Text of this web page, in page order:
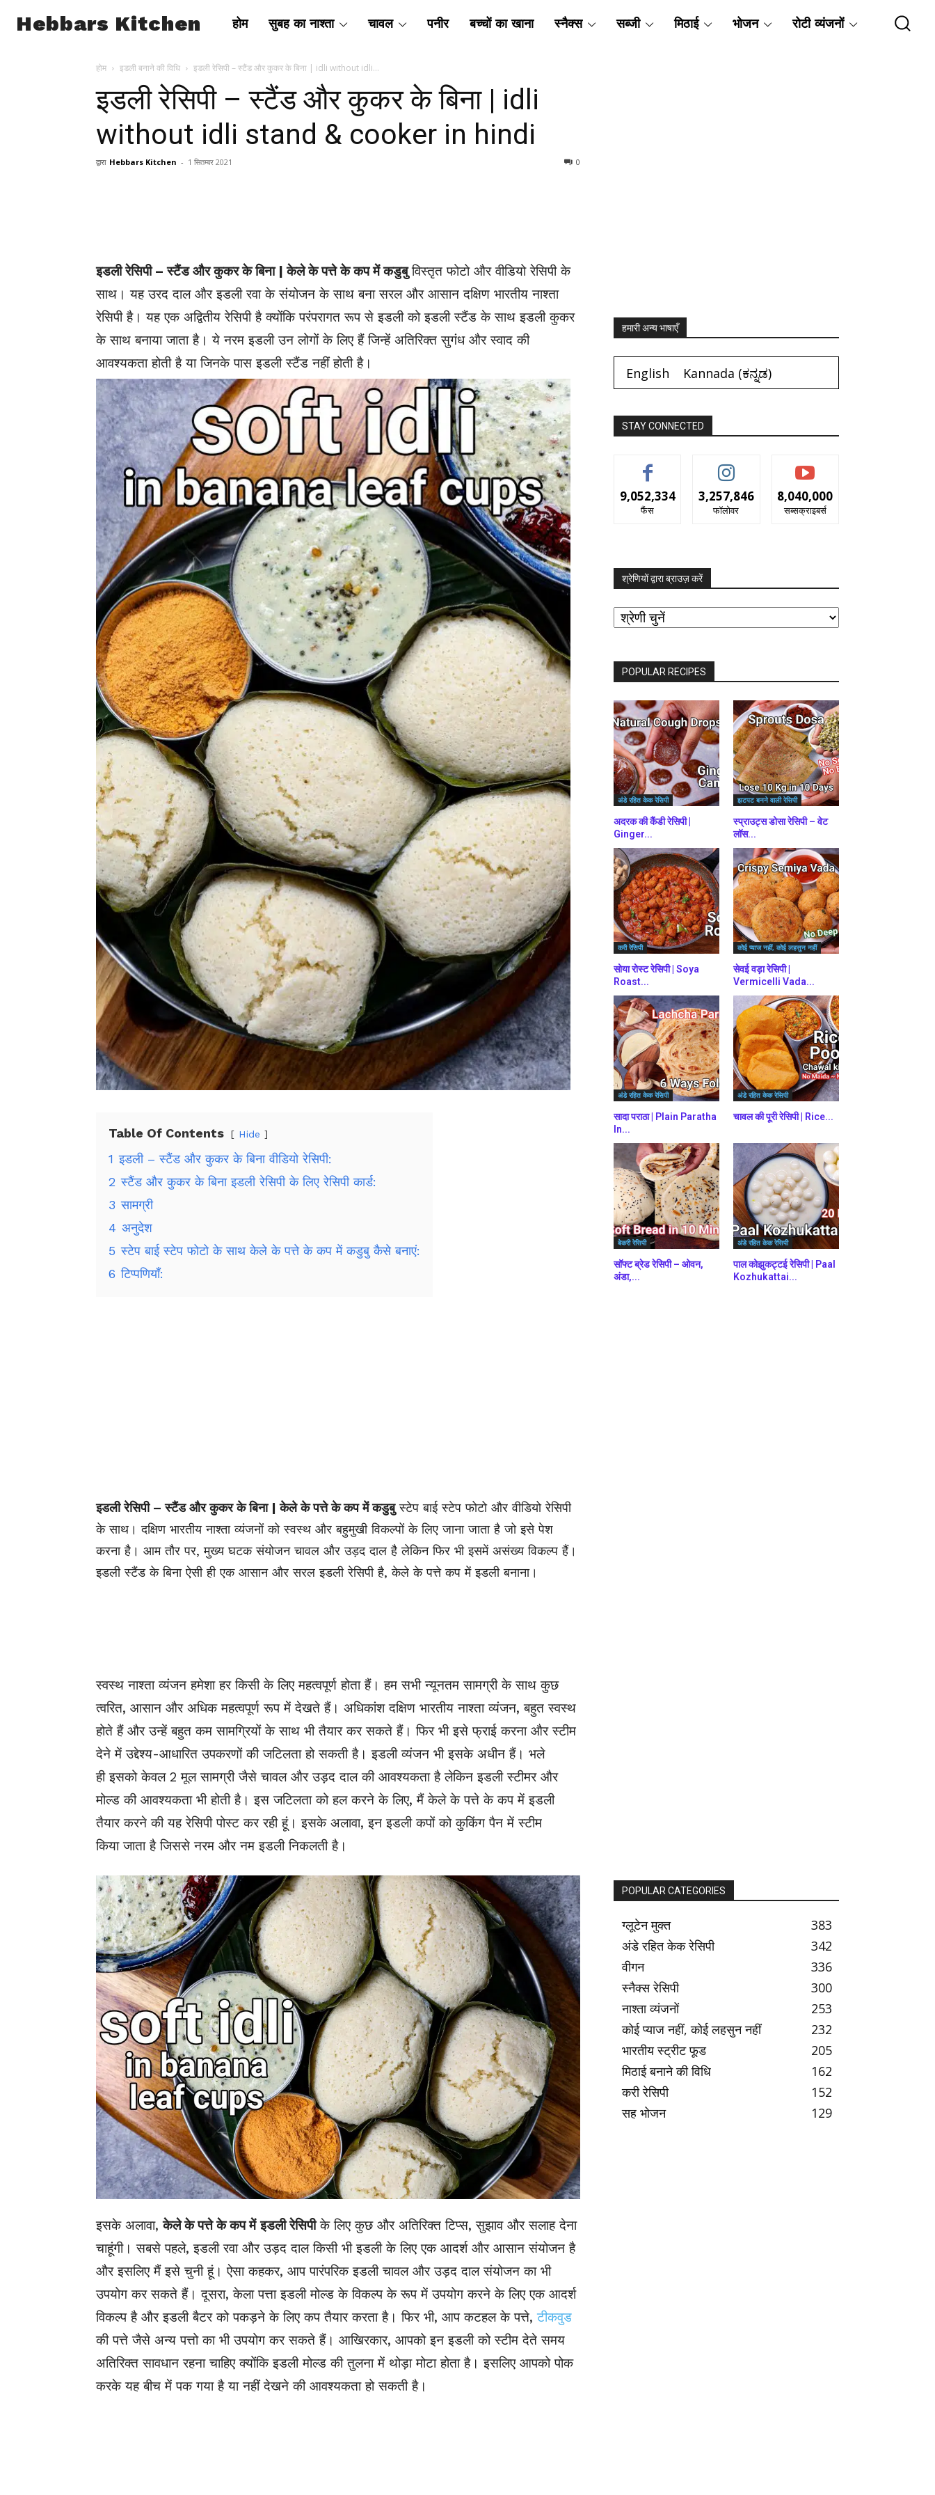
Hebbars Kitchen होम सुबह का नाश्ता चावल पनीर बच्चों का खाना स्नैक्स सब्जी मिठाई भोजन रोटी व्यंजनों
होम इडली बनाने की विधि इडली रेसिपी – स्टैंड और कुकर के बिना | idli without idli...
इडली रेसिपी – स्टैंड और कुकर के बिना | idli
without idli stand & cooker in hindi
द्वारा Hebbars Kitchen - 1 सितम्बर 2021 0
इडली रेसिपी – स्टैंड और कुकर के बिना | केले केपत्ते केकपमें कडुबु विस्तृत फोटो और वीडियो रेसिपी के
साथ। यह उरद दाल और इडली रवा के संयोजन के साथ बना सरल और आसान दक्षिण भारतीय नाश्ता
रेसिपी है। यह एक अद्वितीय रेसिपी है क्योंकि परंपरागत रूप सेइडली को इडली स्टैंड के साथ इडली कुकर
के साथ बनाया जाता है।ये नरम इडली उन लोगों के लिए हैं जिन्हें अतिरिक्त सुगंध और स्वाद की
आवश्यकता होती है या जिनके पास इडली स्टैंड नहीं होती है।
Table Of Contents Hide
1 इडली – स्टैंड और कुकर के बिना वीडियो रेसिपी:
2 स्टैंड और कुकर के बिना इडली रेसिपी के लिए रेसिपी कार्ड:
3 सामग्री
4 अनुदेश
5 स्टेप बाई स्टेप फोटो के साथ केले के पत्ते के कप में कडुबु कैसे बनाएं:
6 टिप्पणियाँ:
इडली रेसिपी – स्टैंड और कुकर के बिना | केले केपत्ते केकपमें कडुबुस्टेप बाई स्टेप फोटो और वीडियो रेसिपी
के साथ। दक्षिण भारतीय नाश्ता व्यंजनों को स्वस्थ और बहुमुखी विकल्पों के लिए जाना जाता है जो इसे पेश
करना है। आम तौर पर, मुख्य घटक संयोजन चावल और उड़द दाल है लेकिन फिर भी इसमें असंख्य विकल्प हैं।
इडली स्टैंड के बिना ऐसीही एक आसान और सरल इडली रेसिपी है, केले के पत्तेकप मेंइडली बनाना।
स्वस्थ नाश्ता व्यंजन हमेशा हर किसी के लिए महत्वपूर्ण होता हैं। हम सभी न्यूनतम सामग्री के साथ कुछ
त्वरित, आसान और अधिक महत्वपूर्ण रूप में देखते हैं। अधिकांश दक्षिण भारतीय नाश्ता व्यंजन, बहुत स्वस्थ
होतेहैं और उन्हें बहुत कमसामग्रियोंके साथ भी तैयार कर सकते हैं। फिर भी इसे फ्राई करना और स्टीम
देने में उद्देश्य-आधारित उपकरणों की जटिलता हो सकती है। इडली व्यंजन भी इसके अधीन हैं। भले
हीइसको केवल 2 मूलसामग्रीजैसे चावल और उड़द दाल की आवश्यकता है लेकिन इडली स्टीमर और
मोल्ड की आवश्यकता भी होती है। इस जटिलता को हल करने के लिए, मैं केले के पत्ते केकप में इडली
तैयार करने कीयहरेसिपी पोस्ट कर रही हूं। इसके अलावा, इन इडलीकपों को कुकिंग पैन में स्टीम
कियाजाता हैजिससे नरम और नम इडली निकलतीहै।
इसके अलावा,केले केपत्ते केकपमें इडली रेसिपीके लिए कुछ और अतिरिक्त टिप्स, सुझाव और सलाह देना
चाहूंगी। सबसे पहले, इडली रवा और उड़द दाल किसी भी इडली के लिए एक आदर्श और आसान संयोजन है
और इसलिए मैं इसे चुनी हूं। ऐसा कहकर, आप पारंपरिक इडली चावल और उड़द दाल संयोजन का भी
उपयोग कर सकते हैं। दूसरा, केलापत्ताइडली मोल्ड के विकल्प के रूप में उपयोग करने के लिए एक आदर्श
विकल्प है और इडली बैटर को पकड़ने के लिए कप तैयार करता है। फिर भी, आपकटहल के पत्ते,टीकवुड
कीपत्ते जैसे अन्य पत्तो का भी उपयोग कर सकते हैं। आखिरकार, आपको इन इडली को स्टीम देते समय
अतिरिक्त सावधान रहना चाहिए क्योंकि इडली मोल्ड की तुलना में थोड़ा मोटा होता है। इसलिए आपको पोक
करके यह बीच में पक गया है या नहीं देखने की आवश्यकता हो सकती है।
हमारी अन्य भाषाएँ
English Kannada (ಕನ್ನಡ)
STAY CONNECTED
9,052,334
फैंस
3,257,846
फॉलोवर
8,040,000
सब्सक्राइबर्स
श्रेणियों द्वारा ब्राउज़ करें
श्रेणियों
द्वारा
ब्राउज़
POPULAR RECIPES
अंडे रहित केक रेसिपी
अदरक की कैंडी रेसिपी |
Ginger...
झटपट बनने वाली रेसिपी
स्प्राउट्स डोसा रेसिपी – वेट
लॉस...
करी रेसिपी
सोया रोस्ट रेसिपी | Soya
Roast...
कोई प्याज नहीं, कोई लहसुन नहीं
सेवई वड़ा रेसिपी |
Vermicelli Vada...
अंडे रहित केक रेसिपी
सादा पराठा | Plain Paratha
In...
अंडे रहित केक रेसिपी
चावल की पूरी रेसिपी | Rice...
बेकरी रेसिपी
सॉफ्ट ब्रेड रेसिपी – ओवन,
अंडा,...
अंडे रहित केक रेसिपी
पाल कोझुकट्टई रेसिपी | Paal
Kozhukattai...
POPULAR CATEGORIES
ग्लूटेन मुक्त
383
अंडे रहित केक रेसिपी
342
वीगन
336
स्नैक्स रेसिपी
300
नाश्ता व्यंजनों
253
कोई प्याज नहीं, कोई लहसुन नहीं
232
भारतीय स्ट्रीट फूड
205
मिठाई बनाने की विधि
162
करी रेसिपी
152
सह भोजन
129